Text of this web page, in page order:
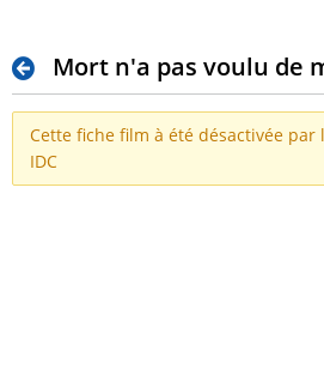
Cette fiche film à été désactivée par
IDC